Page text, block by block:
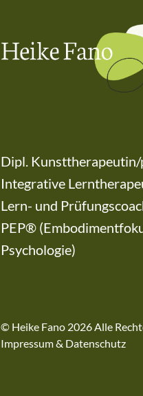
Dipl. Kunsttherapeutin/
Integrative
Lern- und
PEP®
Psychologie)
© Heike Fano 2026 Alle
Impressum& Datenschutz